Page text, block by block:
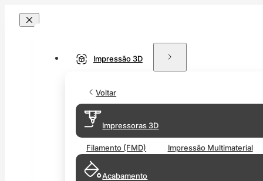
Impressão 3D
Voltar
Impressoras 3D
Filamento (FMD) Impressão Multimaterial
Acabamento